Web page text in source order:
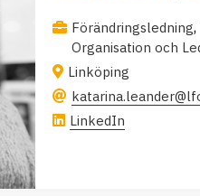
Förändringsledning,
Organisation och
Linköping
LinkedIn